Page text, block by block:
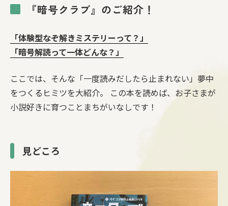
『暗号クラブ』のご紹介！
「体験型なぞ解きミステリーって？」
「暗号解読って一体どんな？」
ここでは、そんな「一度読みだしたら止まれない」夢中
をつくるヒミツを大紹介。 この本を読めば、お子さまが
小説好きに育つことまちがいなしです！
見どころ